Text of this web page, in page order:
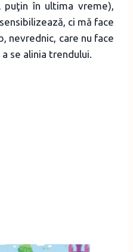
în ultima vreme),
ci mă face
nevrednic, care nu face
se alinia trendului.